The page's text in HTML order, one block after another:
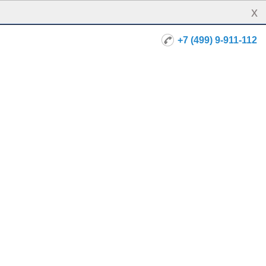
+7 (499) 9-911-112
x